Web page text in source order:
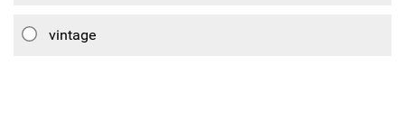
vintage